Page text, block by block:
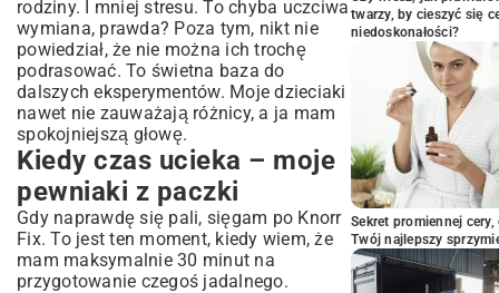
Podsumowując, Knorr to mój
sprzymierzeniec w kuchni
rodziny. I mniej stresu. To chyba uczciwa
wymiana, prawda? Poza tym, nikt nie
powiedział, że nie można ich trochę
podrasować. To świetna baza do
dalszych eksperymentów. Moje dzieciaki
nawet nie zauważają różnicy, a ja mam
spokojniejszą głowę.
Kiedy czas ucieka – moje
pewniaki z paczki
Gdy naprawdę się pali, sięgam po Knorr
Fix. To jest ten moment, kiedy wiem, że
mam maksymalnie 30 minut na
przygotowanie czegoś jadalnego.
twarzy, by cieszyć się
niedoskonałości?
Sekret promiennej
Twój najlepszy